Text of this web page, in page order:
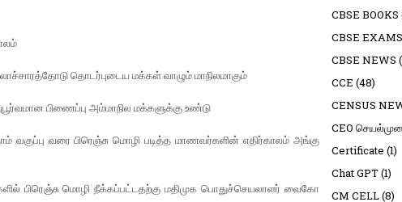
கலாச்சாரத்தோடு தொடர்புடைய மக்கள் வாழும் மாநிலமாகும்
பிணைப்பு அம்மாநில மக்களுக்கு உண்டு
வகுப்பு வரை பிரெஞ்சு மொழி படித்த மாணவர்களின் எதிர்காலம் அங்கு
பிரெஞ்சு மொழி நீக்கப்பட்டதற்கு மதிமுக பொதுச்செயலாளர் வைகோ
CBSE BOOKS
CBSE EXAMS
CBSE NEWS
CCE (48)
CENSUS
CEO
Certificate (1)
Chat GPT(1)
CM CELL(8)